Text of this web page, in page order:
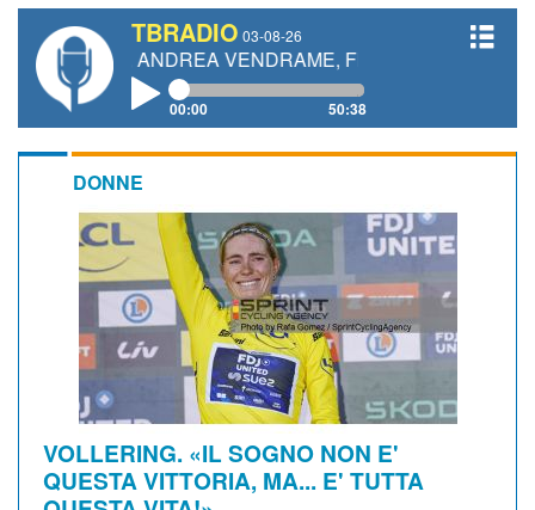
TBRADIO 03-08-26
ANDREA VENDRAME, FILIPPO FIORELLI
00:00 50:38
DONNE
VOLLERING. «IL SOGNO NON E'
QUESTA VITTORIA, MA... E' TUTTA